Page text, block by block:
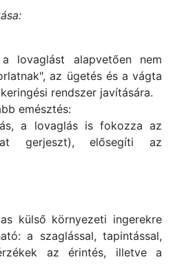
lovaglást alapvetően nem
az ügetés és a vágta
rendszer javítására.
emésztés:
a lovaglás is fokozza az
gerjeszt), elősegíti az
külső környezeti ingerekre
a szaglással, tapintással,
az érintés, illetve a